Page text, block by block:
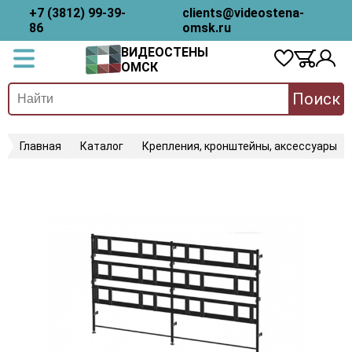
+7 (3812) 99-39-
86
clients@videostena-
omsk.ru
ВИДЕОСТЕНЫ
ОМСК
Поиск
Главная Каталог Крепления, кронштейны, аксессуары